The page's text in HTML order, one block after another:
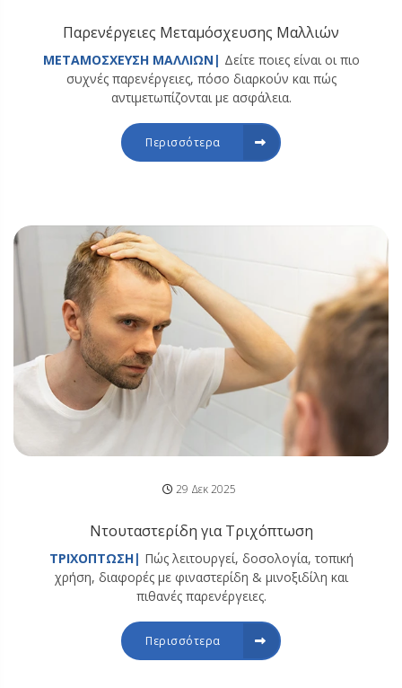
Παρενέργειες Μεταμόσχευσης Μαλλιών
ΜΕΤΑΜΟΣΧΕΥΣΗ ΜΑΛΛΙΩΝ| Δείτε ποιες είναι οι πιο
συχνές παρενέργειες, πόσο διαρκούν και πώς
αντιμετωπίζονται με ασφάλεια.
Περισσότερα
29 Δεκ 2025
Ντουταστερίδη για Τριχόπτωση
ΤΡΙΧΟΠΤΩΣΗ| Πώς λειτουργεί, δοσολογία, τοπική
χρήση, διαφορές με φιναστερίδη & μινοξιδίλη και
πιθανές παρενέργειες.
Περισσότερα